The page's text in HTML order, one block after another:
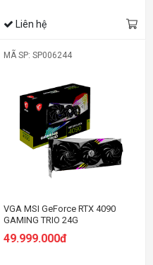
Liên hệ
MÃ SP: SP006244
VGA MSI GeForce RTX 4090
GAMING TRIO 24G
49.999.000đ